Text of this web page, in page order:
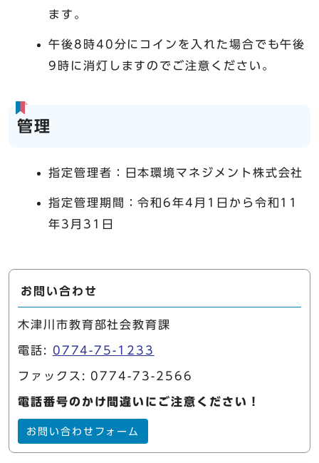
ます。
午後8時40分にコインを入れた場合でも午後
9時に消灯しますのでご注意ください。
管理
指定管理者：日本環境マネジメント株式会社
指定管理期間：令和6年4月1日から令和11
年3月31日
お問い合わせ
木津川市教育部社会教育課
電話: 0774-75-1233
ファックス: 0774-73-2566
電話番号のかけ間違いにご注意ください！
お問い合わせフォーム